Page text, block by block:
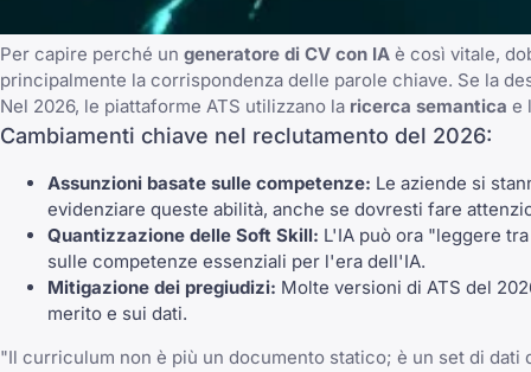
Per capire perché un generatore di CV con IA è così vitale,
principalmente la corrispondenza delle parole chiave. Se la
Nel 2026, le piattaforme ATS utilizzano la ricerca semantica e
Cambiamenti chiave nel reclutamento del 2026:
Assunzioni basate sulle competenze: Le aziende si
evidenziare queste abilità, anche se dovresti fare
Quantizzazione delle Soft Skill: L'IA può ora "leggere
sulle competenze essenziali per l'era dell'IA.
Mitigazione dei pregiudizi: Molte versioni di ATS del
merito e sui dati.
"Il curriculum non è più un documento statico; è un set di